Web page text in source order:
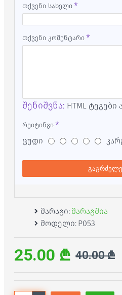
თქვენი სახელი
თქვენი კომენტარი
შენიშვნა: HTML
რეიტინგი
ცუდი
მარაგი: მარაგშია
მოდელი: P053
25.00 ₾ 40.00 ₾